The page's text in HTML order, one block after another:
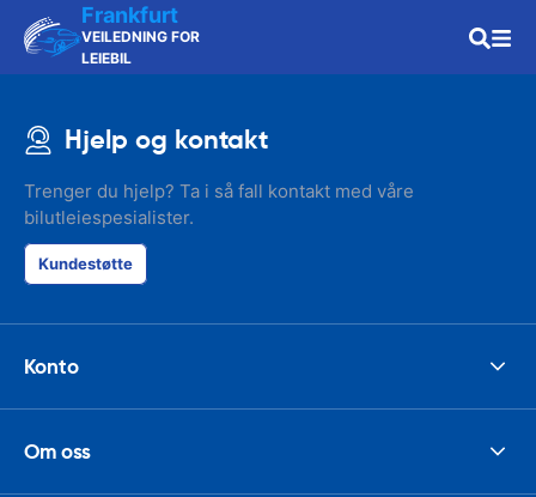
Frankfurt
VEILEDNING FOR
LEIEBIL
Hjelp og kontakt
Trenger du hjelp? Ta i så fall kontakt med våre
bilutleiespesialister.
Kundestøtte
Konto
Om oss